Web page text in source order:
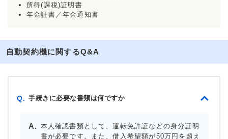
所得(課税)証明書
年金証書／年金通知書
自動契約機に関するQ&A
Q. 手続きに必要な書類は何ですか
本人確認書類として、運転免許証などの身分証明
書が必要です。また、借入希望額が50万円を超え